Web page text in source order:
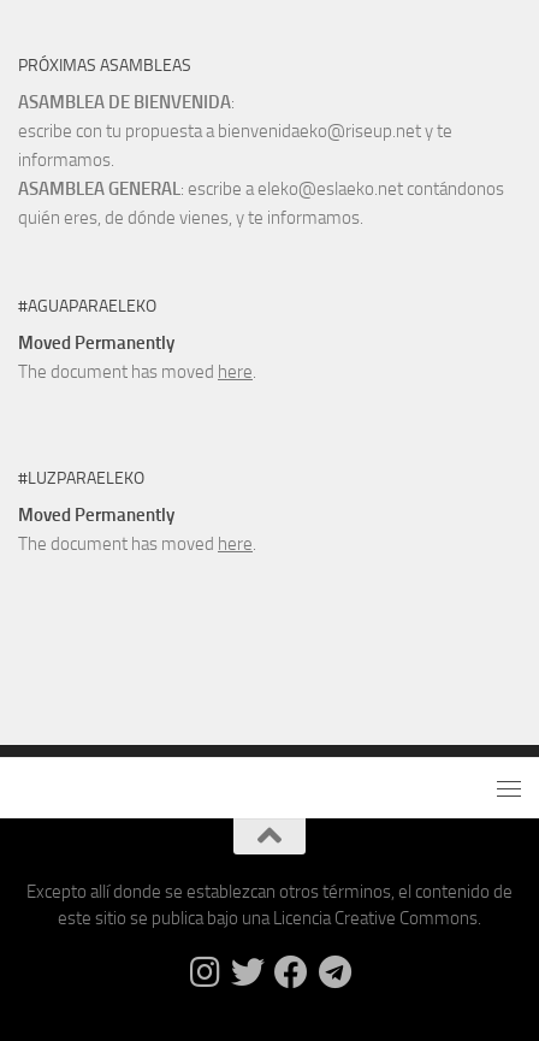
PRÓXIMAS ASAMBLEAS
ASAMBLEA DE BIENVENIDA:
escribe con tu propuesta a bienvenidaeko@riseup.net y te
informamos.
ASAMBLEA GENERAL: escribe a eleko@eslaeko.net contándonos
quién eres, de dónde vienes, y te informamos.
#AGUAPARAELEKO
Moved Permanently
The document has moved here.
#LUZPARAELEKO
Moved Permanently
The document has moved here.
Excepto allí donde se establezcan otros términos, el contenido de
este sitio se publica bajo una Licencia Creative Commons.